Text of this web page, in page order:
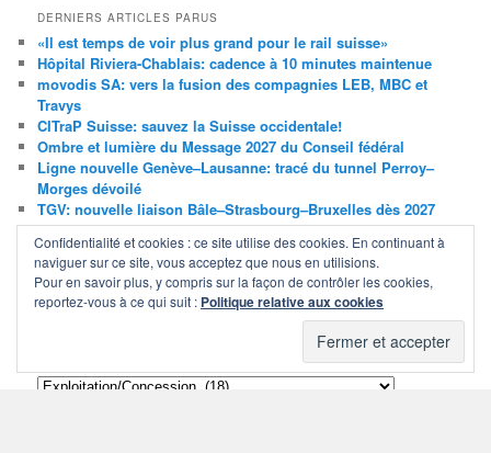
DERNIERS ARTICLES PARUS
«Il est temps de voir plus grand pour le rail suisse»
Hôpital Riviera-Chablais: cadence à 10 minutes maintenue
movodis SA: vers la fusion des compagnies LEB, MBC et
Travys
CITraP Suisse: sauvez la Suisse occidentale!
Ombre et lumière du Message 2027 du Conseil fédéral
Ligne nouvelle Genève–Lausanne: tracé du tunnel Perroy–
Morges dévoilé
TGV: nouvelle liaison Bâle–Strasbourg–Bruxelles dès 2027
Projet d’horaire 2027: prise de position de la citrap-vaud
ARTICLES (TOUS), PAR MOIS
Articles
Articles
Confidentialité et cookies : ce site utilise des cookies. En continuant à
naviguer sur ce site, vous acceptez que nous en utilisions.
Pour en savoir plus, y compris sur la façon de contrôler les cookies,
reportez-vous à ce qui suit : Politique relative aux cookies